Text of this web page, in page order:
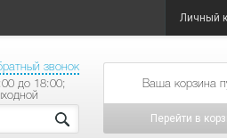
Личный
звонок
до 18:00;
товаров на
Перейти в